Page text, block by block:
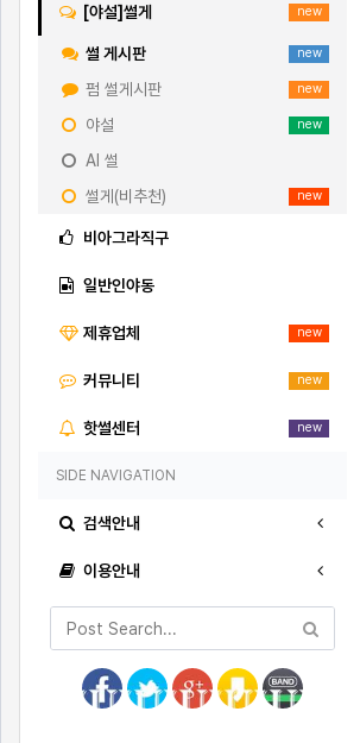
[야설]썰게 new
new
썰 게시판
new
펌 썰게시판
new
야설
AI 썰
new
썰게(비추천)
비아그라직구
일반인야동
제휴업체 new
커뮤니티 new
핫썰센터 new
SIDE NAVIGATION
검색안내
이용안내